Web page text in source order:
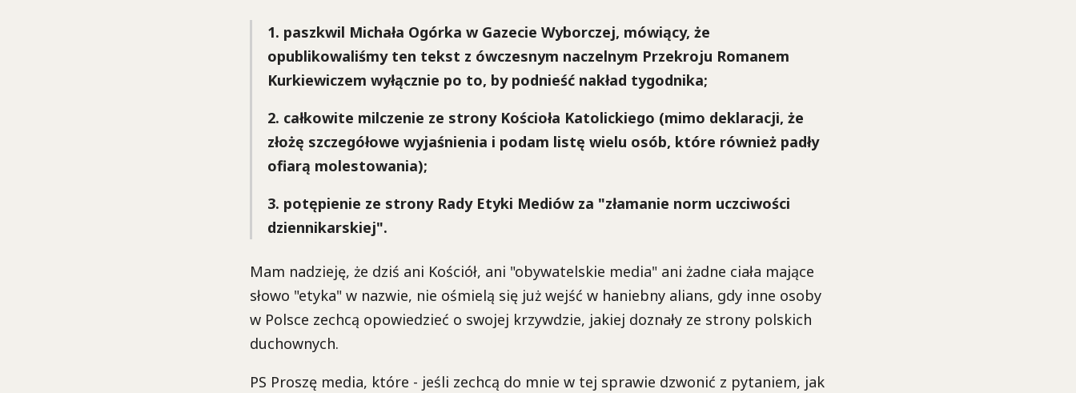
1. paszkwil Michała Ogórka w Gazecie Wyborczej, mówiący, że
opublikowaliśmy ten tekst z ówczesnym naczelnym Przekroju Romanem
Kurkiewiczem wyłącznie po to, by podnieść nakład tygodnika;
2. całkowite milczenie ze strony Kościoła Katolickiego (mimo deklaracji, że
złożę szczegółowe wyjaśnienia i podam listę wielu osób, które również padły
ofiarą molestowania);
3. potępienie ze strony Rady Etyki Mediów za "złamanie norm uczciwości
dziennikarskiej".
Mam nadzieję, że dziś ani Kościół, ani "obywatelskie media" ani żadne ciała mające
słowo "etyka" w nazwie, nie ośmielą się już wejść w haniebny alians, gdy inne osoby
w Polsce zechcą opowiedzieć o swojej krzywdzie, jakiej doznały ze strony polskich
duchownych.
PS Proszę media, które - jeśli zechcą do mnie w tej sprawie dzwonić z pytaniem, jak